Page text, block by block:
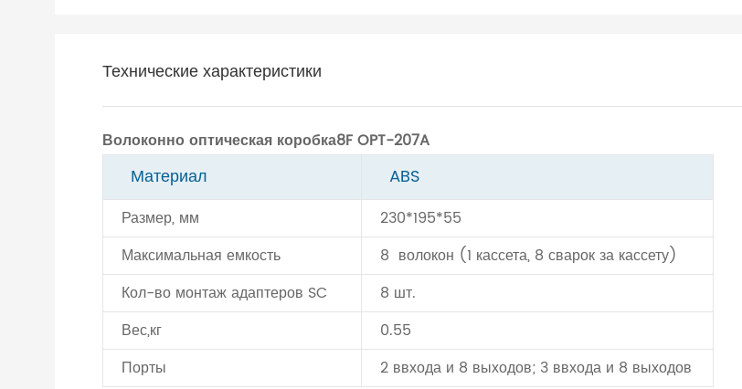
Технические характеристики
Волоконно оптическая коробка8FOPT-207A
Материал ABS
Размер, мм
230*195*55
Максимальная емкость
8 волокон (1 кассета, 8 сварок за кассету)
Кол-во монтаж адаптеров SC
8 шт.
Вес,кг
0.55
Порты
2 ввхода и 8 выходов; 3 ввхода и 8 выходов